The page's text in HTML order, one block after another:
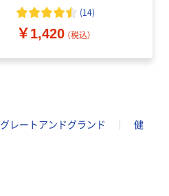
(14)
￥1,420 （税込）
グレートアンドグランド
健